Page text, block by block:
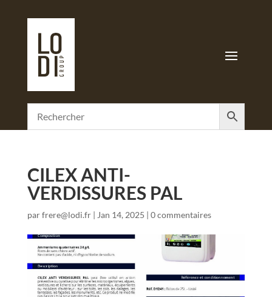
CILEX ANTI-
VERDISSURES PAL
parfrere@lodi.fr| Jan 14, 2025 | 0 commentaires